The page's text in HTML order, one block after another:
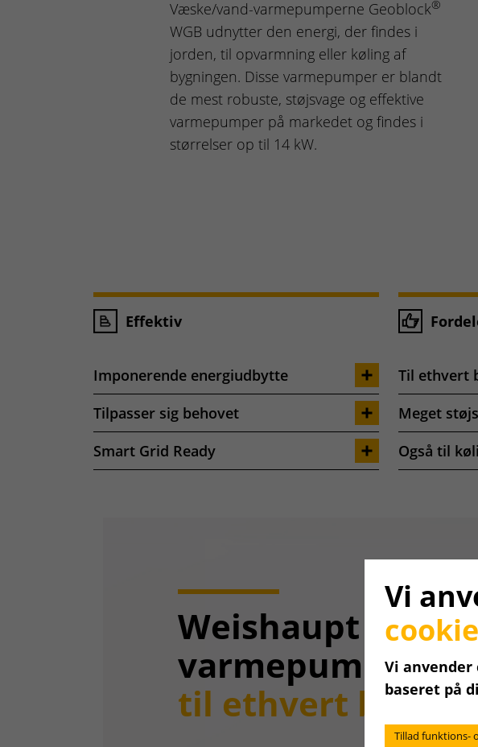
Væske/vand-varmepumperne Geoblock®
WGB udnytter den energi, der findes i
jorden, til opvarmning eller køling af
bygningen. Disse varmepumper er blandt
de mest robuste, støjsvage og effektive
varmepumper på markedet og findes i
størrelser op til 14 kW.
Effektiv
Imponerende energiudbytte
Tilpasser sig behovet
Smart Grid Ready
Til ethvert
Meget
Også til
Weishaupt
varmepumper
til ethvert behov
Vi
Vi anvender
baseret på
Tillad funktions-